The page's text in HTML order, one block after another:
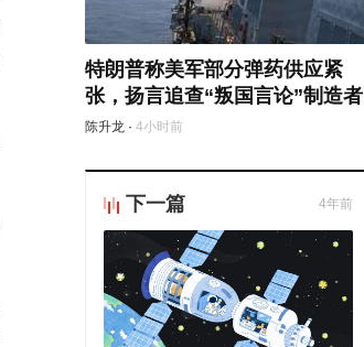
特朗普称美军部分弹药供应紧
张，扬言追查“叛国言论”制造者
陈升龙 · 4小时前
下一篇 4年前